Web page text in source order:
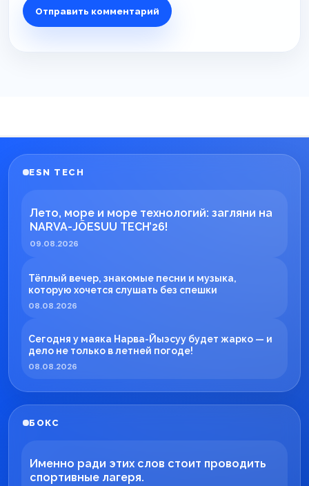
ESN TECH
Лето, море и море технологий: загляни на
NARVA-JÕESUU TECH’26!
09.08.2026
Тёплый вечер, знакомые песни и музыка,
которую хочется слушать без спешки
08.08.2026
Сегодня у маяка Нарва-Йыэсуу будет жарко — и
дело не только в летней погоде!
08.08.2026
БОКС
Именно ради этих слов стоит проводить
спортивные лагеря.